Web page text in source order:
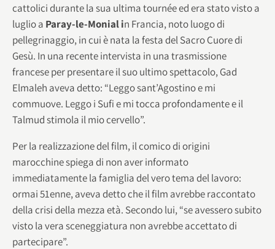
cattolici durante la sua ultima tournée ed era stato visto a
luglio a Paray-le-Monial in Francia, noto luogo di
pellegrinaggio, in cui è nata la festa del Sacro Cuore di
Gesù. In una recente intervista in una trasmissione
francese per presentare il suo ultimo spettacolo, Gad
Elmaleh aveva detto: “Leggo sant’Agostino e mi
commuove. Leggo i Sufi e mi tocca profondamente e il
Talmud stimola il mio cervello”.
Per la realizzazione del film, il comico di origini
marocchine spiega di non aver informato
immediatamente la famiglia del vero tema del lavoro:
ormai 51enne, aveva detto che il film avrebbe raccontato
della crisi della mezza età. Secondo lui, “se avessero subito
visto la vera sceneggiatura non avrebbe accettato di
partecipare”.